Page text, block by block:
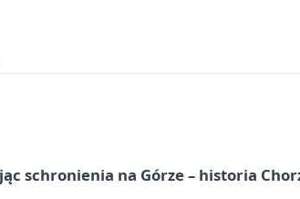
schronienia na Górze – historia